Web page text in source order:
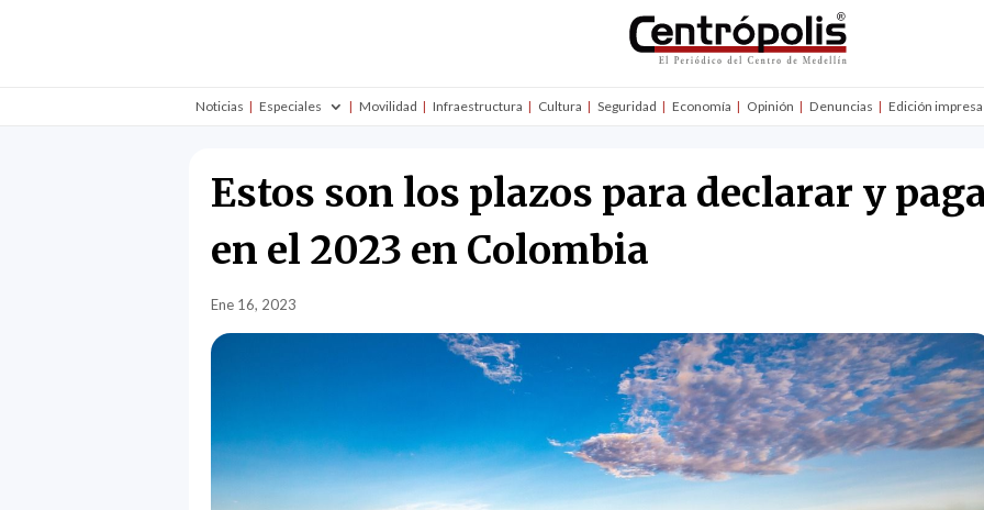
Noticias Especiales Movilidad Infraestructura Cultura Seguridad Economía Opinión Denuncias Edición impresa
Estos son los plazos para declarar y
en el 2023 en Colombia
Ene 16, 2023